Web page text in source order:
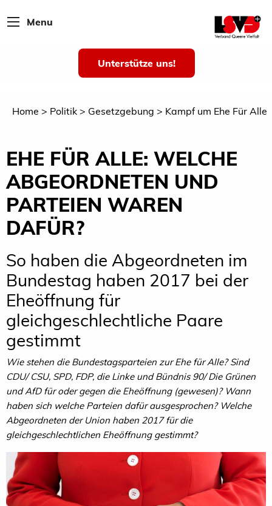
Menu
Unterstütze uns!
Home Politik Gesetzgebung Kampf um Ehe Für Alle
EHE FÜR ALLE: WELCHE
ABGEORDNETEN UND
PARTEIEN WAREN
DAFÜR?
So haben die Abgeordneten im
Bundestag haben 2017 bei der
Eheöffnung für
gleichgeschlechtliche Paare
gestimmt
Wie stehen die Bundestagsparteien zur Ehe für Alle? Sind
CDU/ CSU, SPD, FDP, die Linke und Bündnis 90/ Die Grünen
und AfD für oder gegen die Eheöffnung (gewesen)? Wann
haben sich welche Parteien dafür ausgesprochen? Welche
Abgeordneten der Union haben 2017 für die
gleichgeschlechtlichen Eheöffnung gestimmt?